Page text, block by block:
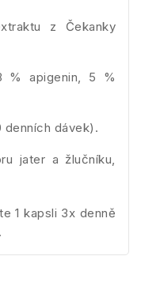
z Čekanky
% apigenin, 5 %
denních dávek).
jater a žlučníku,
1 kapsli 3x denně